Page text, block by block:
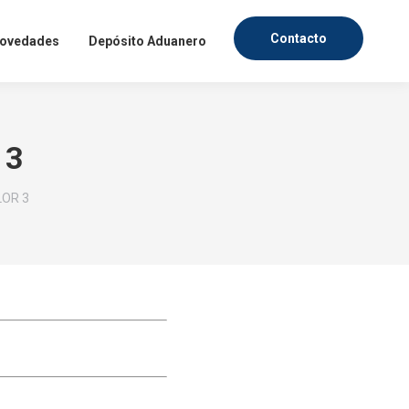
Depósito Aduanero Contacto
3
posible.